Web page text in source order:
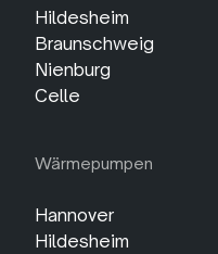
Hildesheim
Braunschweig
Nienburg
Celle
Wärmepumpen
Hannover
Hildesheim